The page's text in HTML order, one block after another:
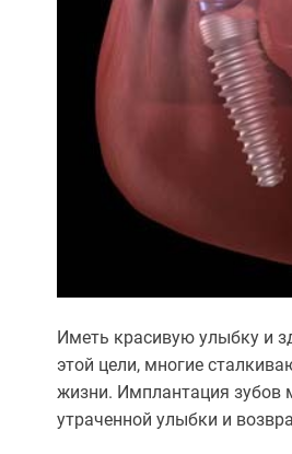
Иметь красивую улыбку и
этой цели, многие
жизни. Имплантация зубов
утраченной улыбки и